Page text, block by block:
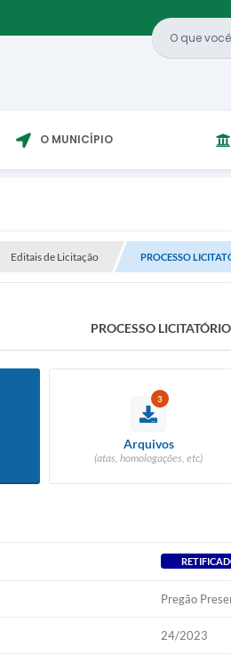
O MUNICÍPIO
Editais de Licitação PROCESSO
PROCESSO
3
Arquivos
(atas, homologações, etc)
Pregão
24/2023